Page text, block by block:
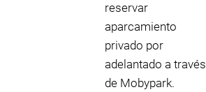
reservar
aparcamiento
privado por
adelantado a través
de Mobypark.